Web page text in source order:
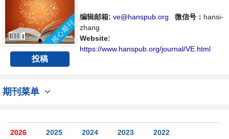
投稿
学家、学者、科研人员提供一个传播、分享和
讨论职业教育领域内不同方向问题与发展的交
流平台。
编辑邮箱: ve@hanspub.org 微信号： hansi-
zhang
Website:
https://www.hanspub.org/journal/VE.html
期刊菜单
2026 2025 2024 2023
2022